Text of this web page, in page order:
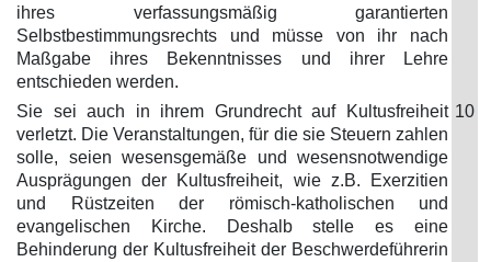
ihres verfassungsmäßig garantierten
Selbstbestimmungsrechts und müsse von ihr nach
Maßgabe ihres Bekenntnisses und ihrer Lehre
entschieden werden.
Sie sei auch in ihrem Grundrecht auf Kultusfreiheit
verletzt. Die Veranstaltungen, für die sie Steuern zahlen
solle, seien wesensgemäße und wesensnotwendige
Ausprägungen der Kultusfreiheit, wie z.B. Exerzitien
und Rüstzeiten der römisch-katholischen und
evangelischen Kirche. Deshalb stelle es eine
Behinderung der Kultusfreiheit der Beschwerdeführerin
10